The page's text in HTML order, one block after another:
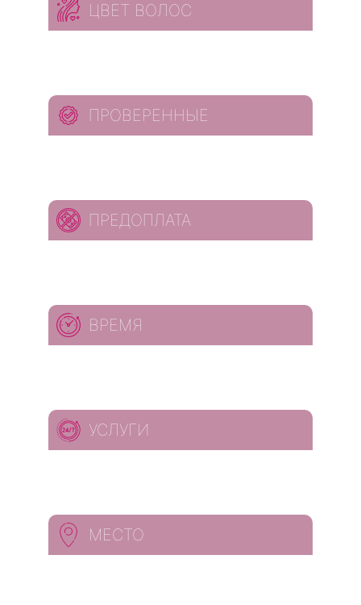
ЦВЕТ ВОЛОС
ПРОВЕРЕННЫЕ
ПРЕДОПЛАТА
ВРЕМЯ
УСЛУГИ
МЕСТО